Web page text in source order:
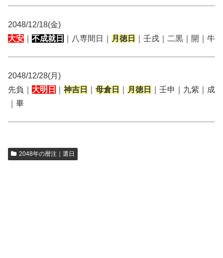
2048/12/18(金)
大安
不成就日 ｜八専間日｜ 月徳日 ｜壬戌｜二黒｜開｜牛
2048/12/28(月)
先負｜ 大明日 神吉日 母倉日 月徳日
｜壬申｜九紫｜成
｜畢
2048年の暦注｜選日